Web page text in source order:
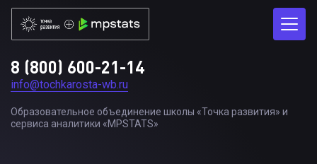
Образовательное объединение школы «Точка развития» и
сервиса аналитики «MPSTATS»
8 (800) 600-21-14
info@tochkarosta-wb.ru